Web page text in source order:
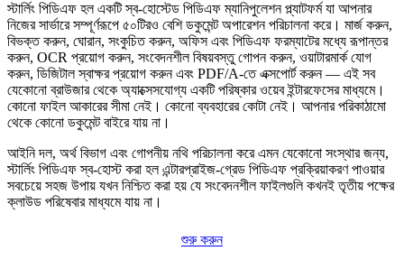
স্টার্লিং পিডিএফ হল একটি স্ব-হোস্টেড পিডিএফ ম্যানিপুলেশন প্ল্যাটফর্ম যা আপনার
নিজের সার্ভারে সম্পূর্ণরূপে ৫০টিরও বেশি ডকুমেন্ট অপারেশন পরিচালনা করে। মার্জ করুন,
বিভক্ত করুন, ঘোরান, সংকুচিত করুন, অফিস এবং পিডিএফ ফরম্যাটের মধ্যে রূপান্তর
করুন, OCR প্রয়োগ করুন, সংবেদনশীল বিষয়বস্তু গোপন করুন, ওয়াটারমার্ক যোগ
করুন, ডিজিটাল স্বাক্ষর প্রয়োগ করুন এবং PDF/A-তে এক্সপোর্ট করুন — এই সব
যেকোনো ব্রাউজার থেকে অ্যাক্সেসযোগ্য একটি পরিষ্কার ওয়েব ইন্টারফেসের মাধ্যমে।
কোনো ফাইল আকারের সীমা নেই। কোনো ব্যবহারের কোটা নেই। আপনার পরিকাঠামো
থেকে কোনো ডকুমেন্ট বাইরে যায় না।
আইনি দল, অর্থ বিভাগ এবং গোপনীয় নথি পরিচালনা করে এমন যেকোনো সংস্থার জন্য,
স্টার্লিং পিডিএফ স্ব-হোস্ট করা হল এন্টারপ্রাইজ-গ্রেড পিডিএফ প্রক্রিয়াকরণ পাওয়ার
সবচেয়ে সহজ উপায় যখন নিশ্চিত করা হয় যে সংবেদনশীল ফাইলগুলি কখনই তৃতীয় পক্ষের
ক্লাউড পরিষেবার মাধ্যমে যায় না।
শুরু করুন